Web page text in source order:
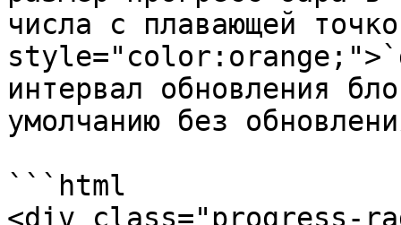
числа с плавающей
интервал обновления
умолчанию без
```html
<div class="progress-